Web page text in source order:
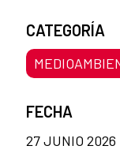
CATEGORÍA
FECHA
27 JUNIO 2026